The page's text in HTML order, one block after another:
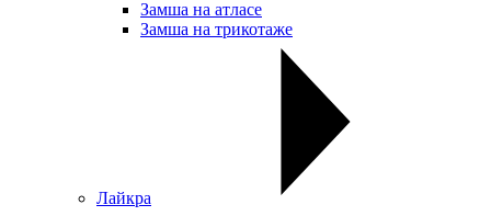
Замша на атласе
Замша на трикотаже
Лайкра